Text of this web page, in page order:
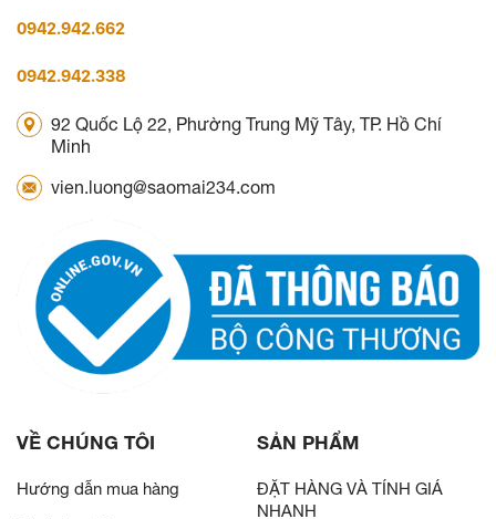
0942.942.662
0942.942.338
92 Quốc Lộ 22, Phường Trung Mỹ Tây, TP. Hồ Chí
Minh
vien.luong@saomai234.com
VỀ CHÚNG TÔI
Hướng dẫn mua hàng
SẢN PHẨM
ĐẶT HÀNG VÀ TÍNH GIÁ
NHANH